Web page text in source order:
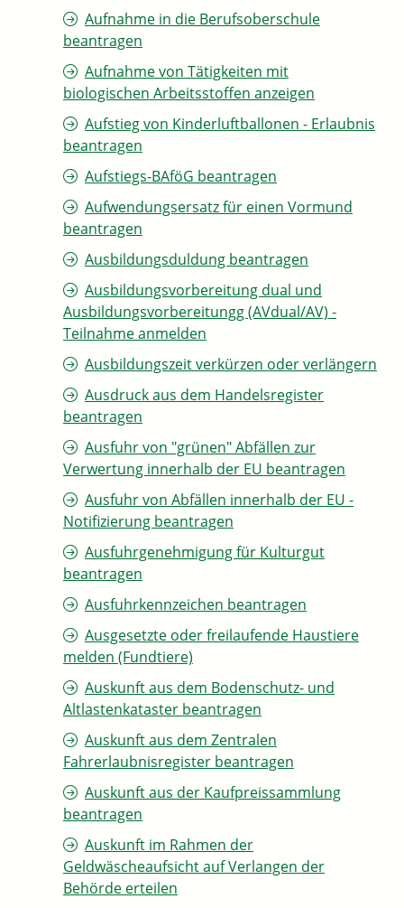
Aufnahme in die Berufsoberschule
beantragen
Aufnahme von Tätigkeiten mit
biologischen Arbeitsstoffen anzeigen
Aufstieg von Kinderluftballonen - Erlaubnis
beantragen
Aufstiegs-BAföG beantragen
Aufwendungsersatz für einen Vormund
beantragen
Ausbildungsduldung beantragen
Ausbildungsvorbereitung dual und
Ausbildungsvorbereitungg (AVdual/AV) -
Teilnahme anmelden
Ausbildungszeit verkürzen oder verlängern
Ausdruck aus dem Handelsregister
beantragen
Ausfuhr von "grünen" Abfällen zur
Verwertung innerhalb der EU beantragen
Ausfuhr von Abfällen innerhalb der EU -
Notifizierung beantragen
Ausfuhrgenehmigung für Kulturgut
beantragen
Ausfuhrkennzeichen beantragen
Ausgesetzte oder freilaufende Haustiere
melden (Fundtiere)
Auskunft aus dem Bodenschutz- und
Altlastenkataster beantragen
Auskunft aus dem Zentralen
Fahrerlaubnisregister beantragen
Auskunft aus der Kaufpreissammlung
beantragen
Auskunft im Rahmen der
Geldwäscheaufsicht auf Verlangen der
Behörde erteilen